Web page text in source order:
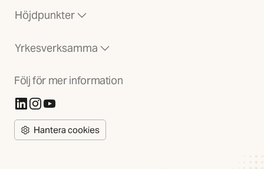
Höjdpunkter
Yrkesverksamma
Följ för mer information
(Öppnas i ny flik)
(Öppnas i ny flik)
(Öppnas i ny flik)
Hantera cookies